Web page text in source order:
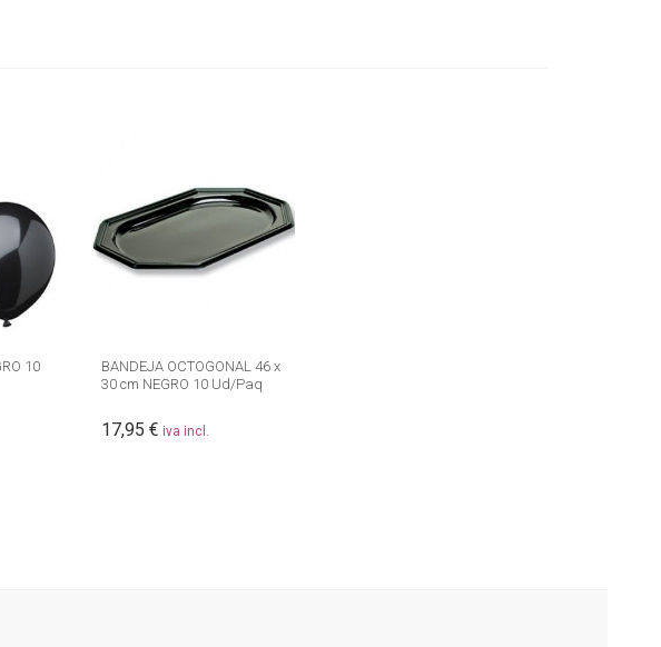
10
BANDEJA OCTOGONAL 46 x
30 cm NEGRO 10 Ud/Paq
17,95 € iva incl.